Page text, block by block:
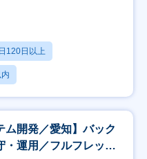
120日以上
ム開発／愛知】バック
・運用／フルフレック